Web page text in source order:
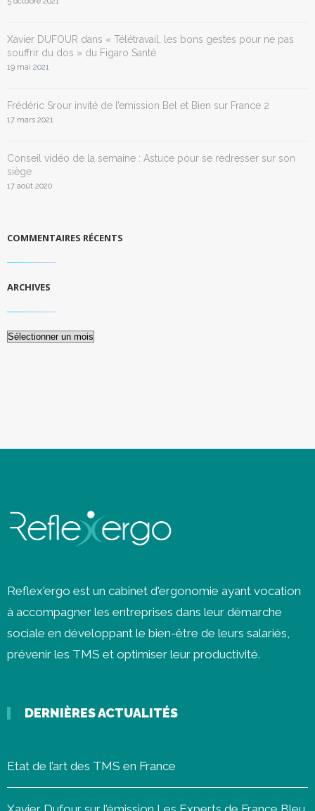
Xavier DUFOUR dans « Télétravail, les bons gestes pour ne pas
souffrir du dos » du Figaro Santé
19 mai 2021
Frédéric Srour invité de l’emission Bel et Bien sur France 2
17 mars 2021
Conseil vidéo de la semaine : Astuce pour se redresser sur son
siège
17 août 2020
COMMENTAIRES RÉCENTS
ARCHIVES
Archives
Reflex'ergo est un cabinet d'ergonomie ayant vocation
à accompagner les entreprises dans leur démarche
sociale en développant le bien-être de leurs salariés,
prévenir les TMS et optimiser leur productivité.
DERNIÈRES ACTUALITÉS
Etat de l’art des TMS en France